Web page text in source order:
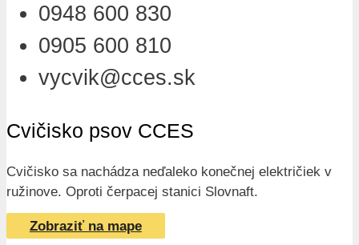
0948 600 830
0905 600 810
vycvik@cces.sk
Cvičisko psov CCES
Cvičisko sa nachádza neďaleko konečnej električiek v
ružinove. Oproti čerpacej stanici Slovnaft.
Zobraziť na mape